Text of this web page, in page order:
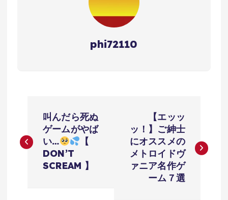
phi72110
稿
ナ
叫んだら死ぬ
ゲームがやば
い…
【
DON’T
SCREAM 】
【エッッ
ッ！】ご紳士
にオススメの
メトロイドヴ
ァニア名作ゲ
ーム７選